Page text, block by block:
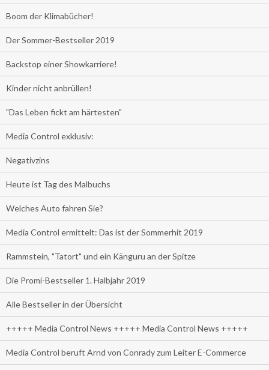
Boom der Klimabücher!
Der Sommer-Bestseller 2019
Backstop einer Showkarriere!
Kinder nicht anbrüllen!
"Das Leben fickt am härtesten"
Media Control exklusiv:
Negativzins
Heute ist Tag des Malbuchs
Welches Auto fahren Sie?
Media Control ermittelt: Das ist der Sommerhit 2019
Rammstein, "Tatort" und ein Känguru an der Spitze
Die Promi-Bestseller 1. Halbjahr 2019
Alle Bestseller in der Übersicht
+++++ Media Control News +++++ Media Control News +++++
Media Control beruft Arnd von Conrady zum Leiter E-Commerce